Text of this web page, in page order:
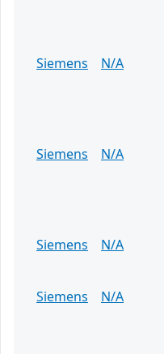
Siemens
N/A
Siemens
N/A
Siemens
N/A
Siemens
N/A